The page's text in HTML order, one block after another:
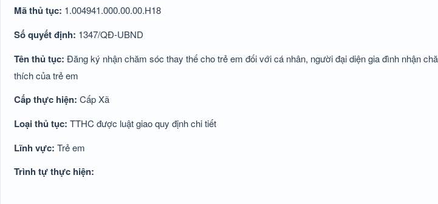
Mã thủ tục: 1.004941.000.00.00.H18
Số quyết định: 1347/QĐ-UBND
Tên thủ tục: Đăng ký nhận chăm sóc thay thế cho trẻ em đối với cá nhân, người đại diện gia đình nhận
thích của trẻ em
Cấp thực hiện: Cấp Xã
Loại thủ tục: TTHC được luật giao quy định chi tiết
Lĩnh vực: Trẻ em
Trình tự thực hiện: